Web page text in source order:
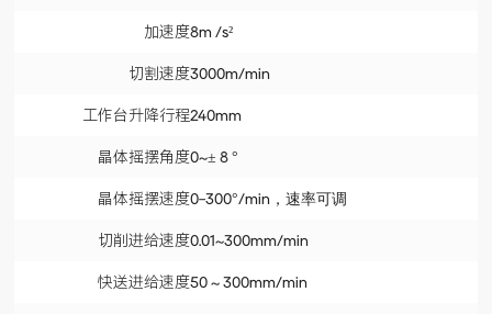
加速度8m /s²
切割速度3000m/min
工作台升降行程240mm
晶体摇摆角度0~± 8 °
晶体摇摆速度0-300°/min，速率可调
切削进给速度0.01~300mm/min
快送进给速度50 ~ 300mm/min